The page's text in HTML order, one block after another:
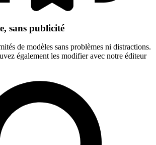
sans publicité
de modèles sans problèmes ni distractions.
également les modifier avec notre éditeur